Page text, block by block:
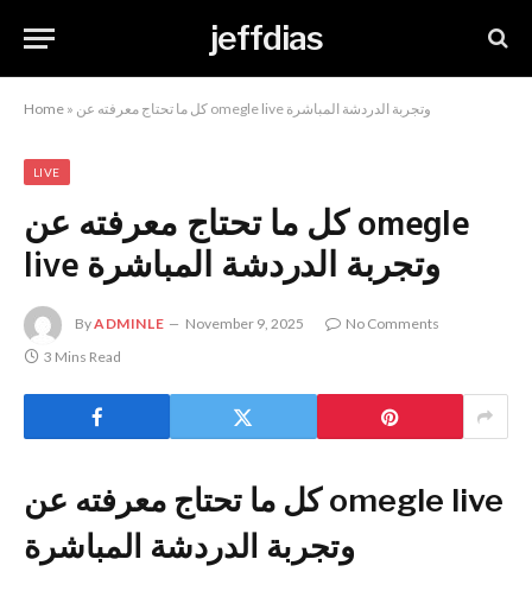
jeffdias
Home » كل ما تحتاج معرفته عن omegle live وتجربة الدردشة المباشرة
LIVE
كل ما تحتاج معرفته عن omegle
live وتجربة الدردشة المباشرة
ByADMINLE November 9, 2025
No Comments
3 Mins Read
كل ما تحتاج معرفته عن omegle live
وتجربة الدردشة المباشرة